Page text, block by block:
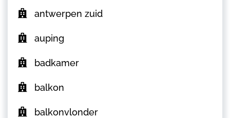
antwerpen zuid
auping
badkamer
balkon
balkonvlonder